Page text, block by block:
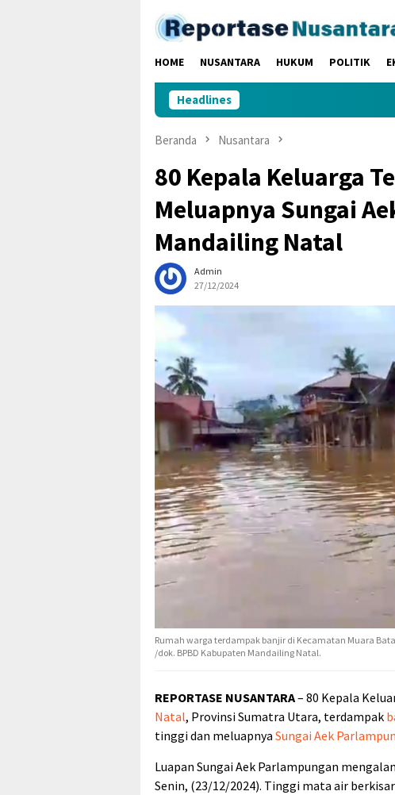
konten
HOME NUSANTARA HUKUM POLITIK
Headlines
Beranda Nusantara
80 Kepala Keluarga
Meluapnya Sungai
Mandailing Natal
Admin
27/12/2024
Rumah warga terdampak banjir di Kecamatan Muara
/dok. BPBD Kabupaten Mandailing Natal.
REPORTASE NUSANTARA– 80 Kepala
Natal, Provinsi Sumatra Utara, terdampak
tinggi dan meluapnya Sungai Aek
Luapan Sungai Aek Parlampungan
Senin, (23/12/2024). Tinggi mata air